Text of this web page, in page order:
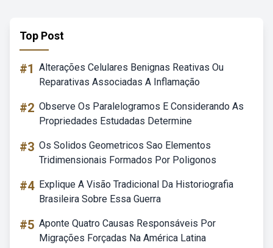
Top Post
#1 Alterações Celulares Benignas Reativas Ou
Reparativas Associadas A Inflamação
#2 Observe Os Paralelogramos E Considerando As
Propriedades Estudadas Determine
#3 Os Solidos Geometricos Sao Elementos
Tridimensionais Formados Por Poligonos
#4 Explique A Visão Tradicional Da Historiografia
Brasileira Sobre Essa Guerra
#5 Aponte Quatro Causas Responsáveis Por
Migrações Forçadas Na América Latina